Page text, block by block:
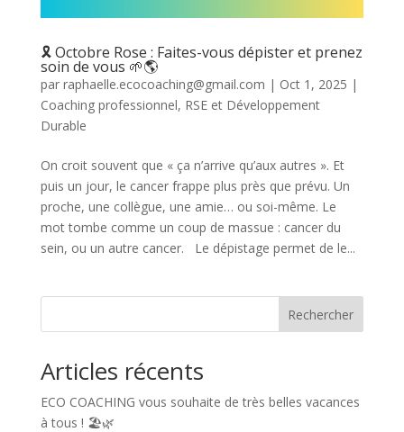
🎗️ Octobre Rose : Faites-vous dépister et prenez
soin de vous 🌱🌎
par raphaelle.ecocoaching@gmail.com | Oct 1, 2025 |
Coaching professionnel, RSE et Développement
Durable
On croit souvent que « ça n’arrive qu’aux autres ». Et
puis un jour, le cancer frappe plus près que prévu. Un
proche, une collègue, une amie… ou soi-même. Le
mot tombe comme un coup de massue : cancer du
sein, ou un autre cancer. Le dépistage permet de le...
Rechercher
Articles récents
ECO COACHING vous souhaite de très belles vacances
à tous ! 🏖️🌿